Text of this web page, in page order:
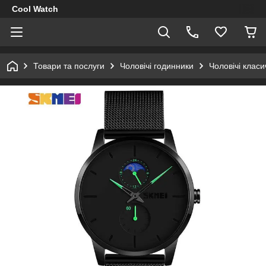
Cool Watch
Товари та послуги Чоловічі годинники Чоловічі